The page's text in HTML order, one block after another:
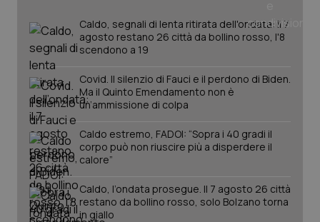
Caldo, segnali di lenta ritirata dell'ondata: il 7
agosto restano 26 città da bollino rosso, l'8
scendono a 19
Covid. Il silenzio di Fauci e il perdono di Biden.
Ma il Quinto Emendamento non è
un’ammissione di colpa
Caldo estremo, FADOI: “Sopra i 40 gradi il
corpo può non riuscire più a disperdere il
calore”
Caldo, l’ondata prosegue. Il 7 agosto 26 città
restano da bollino rosso, solo Bolzano torna
in giallo
PHPSESSID